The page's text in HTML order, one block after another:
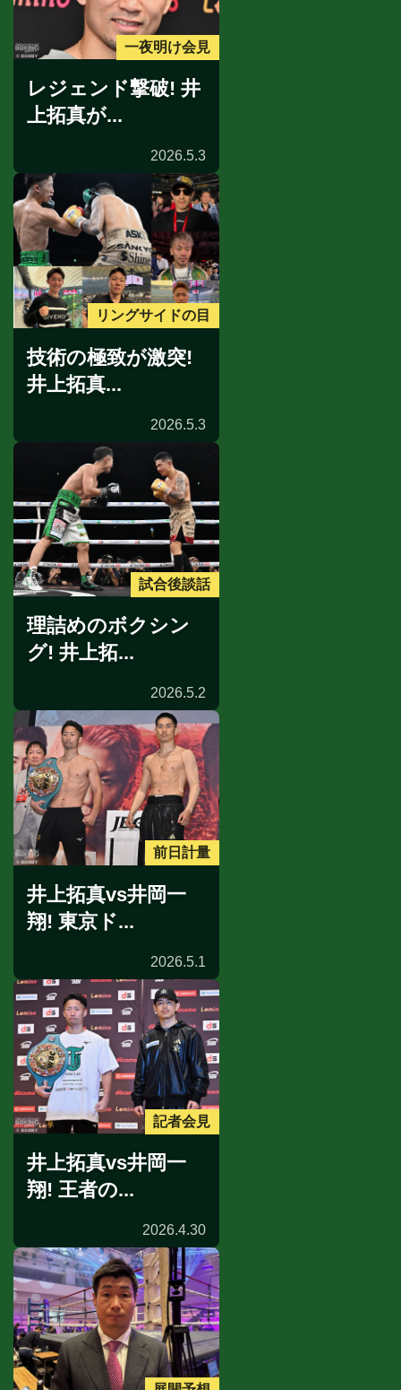
一夜明け会見
レジェンド撃破! 井
上拓真が...
2026.5.3
リングサイドの目
技術の極致が激突!
井上拓真...
2026.5.3
試合後談話
理詰めのボクシン
グ! 井上拓...
2026.5.2
前日計量
井上拓真vs井岡一
翔! 東京ド...
2026.5.1
記者会見
井上拓真vs井岡一
翔! 王者の...
2026.4.30